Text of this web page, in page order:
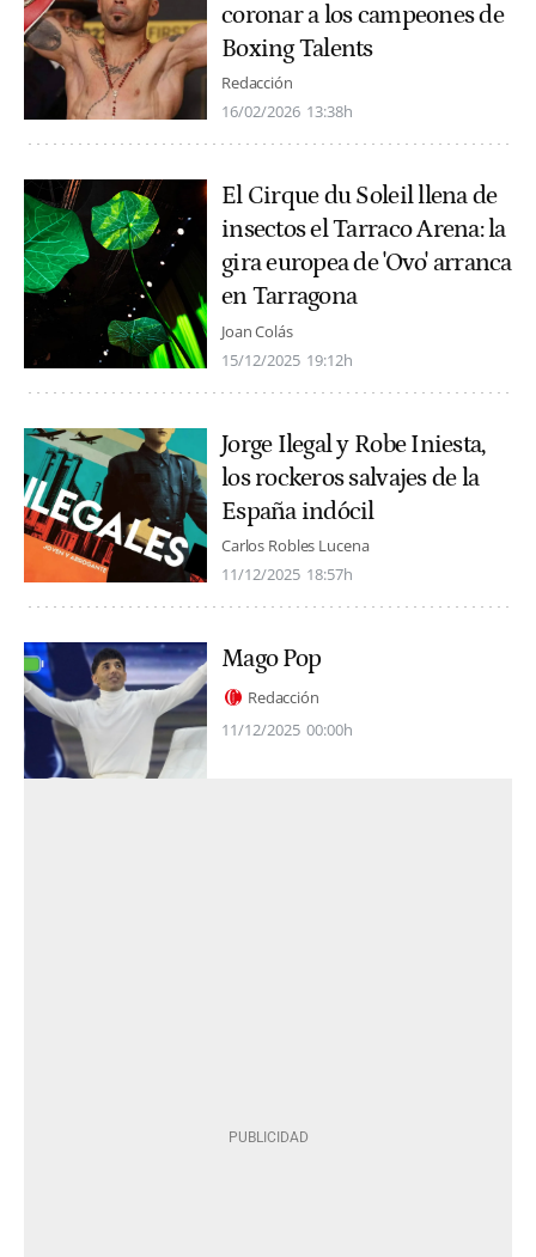
coronar a los campeones de
Boxing Talents
Redacción
16/02/2026 13:38h
El Cirque du Soleil llena de
insectos el Tarraco Arena: la
gira europea de 'Ovo' arranca
en Tarragona
Joan Colás
15/12/2025 19:12h
Jorge Ilegal y Robe Iniesta,
los rockeros salvajes de la
España indócil
Carlos Robles Lucena
11/12/2025 18:57h
Mago Pop
Redacción
11/12/2025 00:00h